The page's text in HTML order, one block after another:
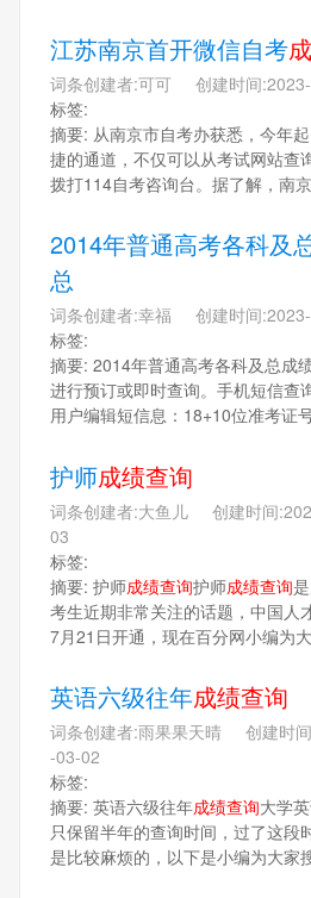
江苏南京首开微信自考
词条创建者:可可 创建时间:2023-
标签:
摘要: 从南京市自考办获悉，今年
捷的通道，不仅可以从考试网站查
拨打114自考咨询台。据了解，南
2014年普通高考各科及
总
词条创建者:幸福 创建时间
标签:
摘要: 2014年普通高考各科及总成
进行预订或即时查询。手机短信查
用户编辑短信息：18+10位准考证
护师成绩查询
词条创建者:大鱼儿 创建时间
03
标签:
摘要: 护师成绩查询护师成绩查询
考生近期非常关注的话题，中国人
7月21日开通，现在百分网小编为
英语六级往年成绩查询
词条创建者:雨果果天晴 创建时
-03-02
标签:
摘要: 英语六级往年成绩查询大学
只保留半年的查询时间，过了这段
是比较麻烦的，以下是小编为大家